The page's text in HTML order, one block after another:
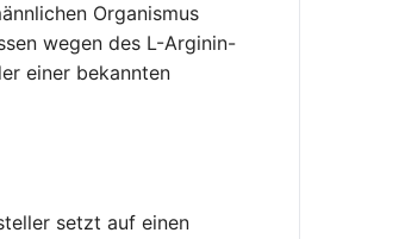
Organismus
wegen des L-Arginin-
einer bekannten
setzt auf einen